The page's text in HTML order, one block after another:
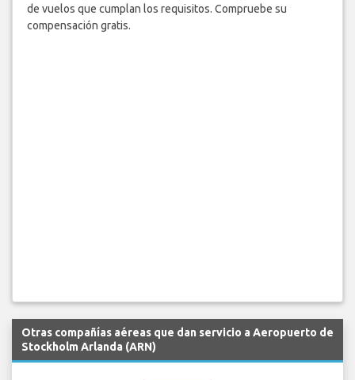
de vuelos que cumplan los requisitos. Compruebe su
compensación gratis.
Otras compañías aéreas que dan servicio a Aeropuerto de
Stockholm Arlanda (ARN)